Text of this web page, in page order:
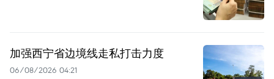
加强西宁省边境线走私打击力度
06/08/2026 04:21